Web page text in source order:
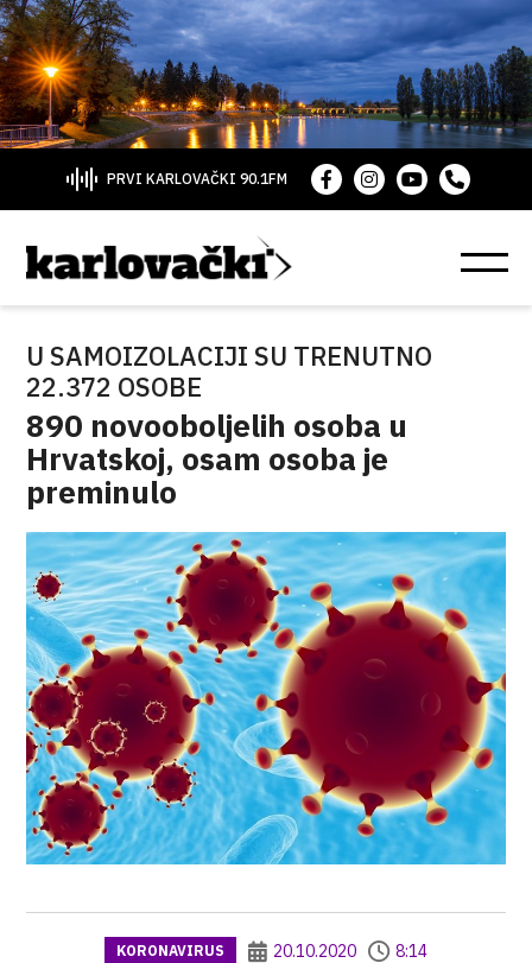
PRVI KARLOVAČKI 90.1FM
U SAMOIZOLACIJI SU TRENUTNO
22.372 OSOBE
890 novooboljelih osoba u
Hrvatskoj, osam osoba je
preminulo
KORONAVIRUS 20.10.2020
8:14